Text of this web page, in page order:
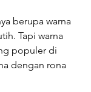
berupa warna
Tapi warna
populer di
dengan rona